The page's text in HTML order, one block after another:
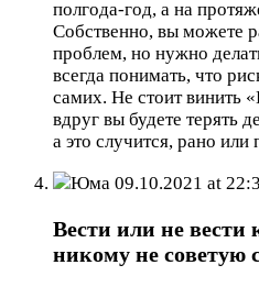
полгода-год, а на
Собственно, вы можете
проблем, но нужно
всегда понимать, что
самих. Не стоит винить
вдруг вы будете терять
а это случится, рано или
Юма 09.10.2021 at
Вести или не вести
никому не советую